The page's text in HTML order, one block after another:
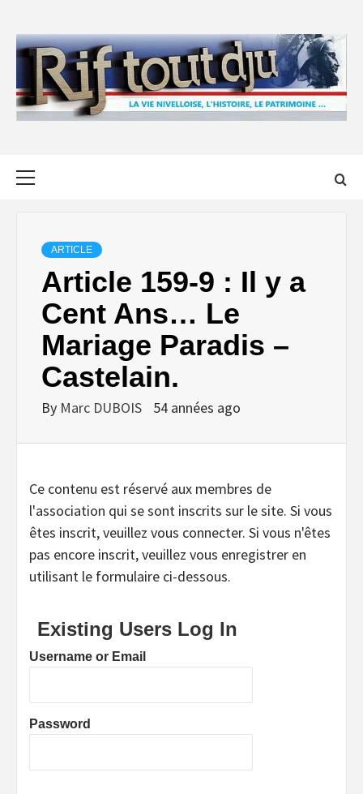
content
ARTICLE
Article 159-9 : Il y a
Cent Ans… Le
Mariage Paradis –
Castelain.
By Marc DUBOIS 54 années ago
Ce contenu est réservé aux membres de
l'association qui se sont inscrits sur le site. Si vous
êtes inscrit, veuillez vous connecter. Si vous n'êtes
pas encore inscrit, veuillez vous enregistrer en
utilisant le formulaire ci-dessous.
Existing Users Log In
Username or Email
Password